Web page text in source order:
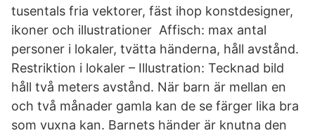
tusentals fria vektorer, fäst ihop konstdesigner,
ikoner och illustrationer Affisch: max antal
personer i lokaler, tvätta händerna, håll avstånd.
Restriktion i lokaler – Illustration: Tecknad bild
håll två meters avstånd. När barn är mellan en
och två månader gamla kan de se färger lika bra
som vuxna kan. Barnets händer är knutna den